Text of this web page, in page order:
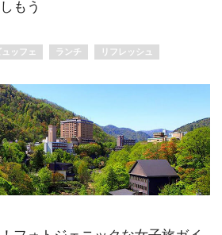
もう
ュッフェ ランチ
リフレッシュ